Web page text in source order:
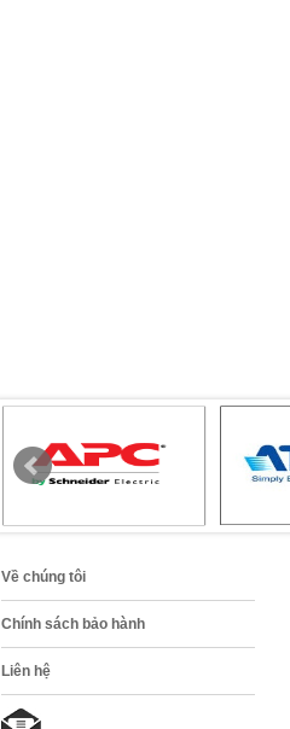
Về chúng tôi
Chính sách bảo hành
Liên hệ